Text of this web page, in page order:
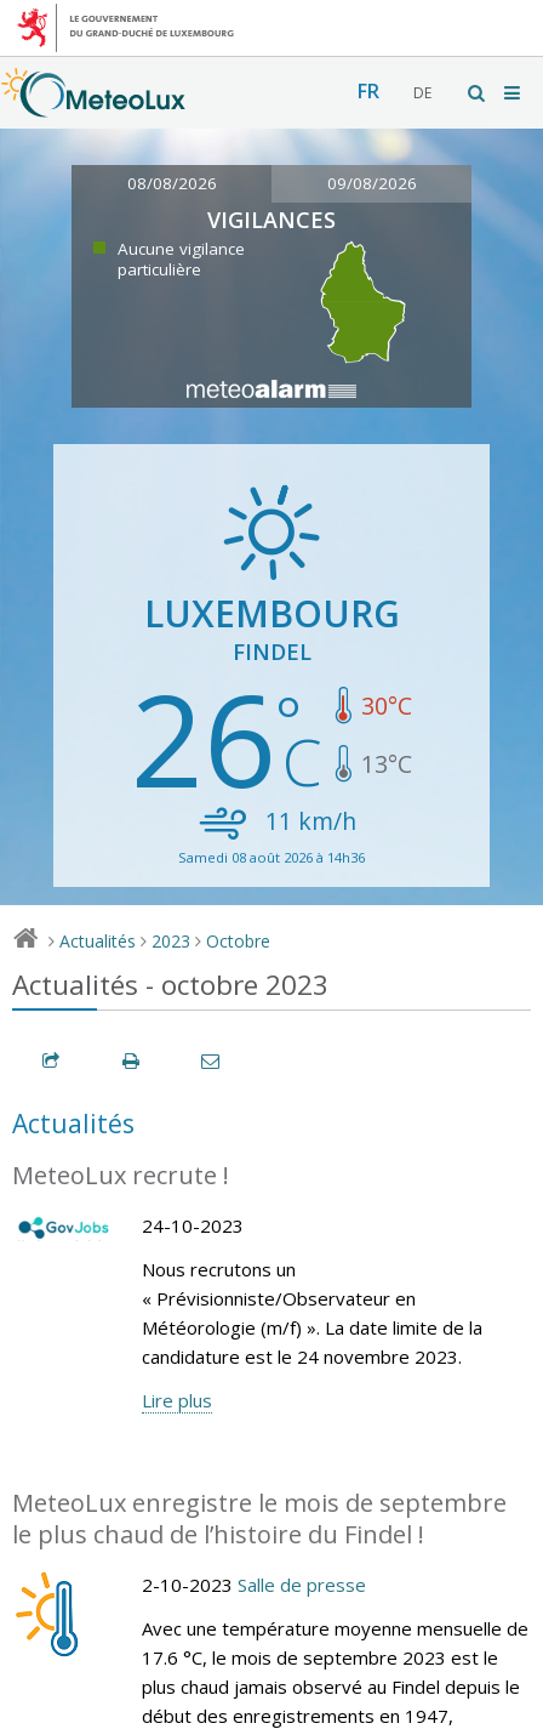
FR DE
08/08/2026 09/08/2026
VIGILANCES
Aucune vigilance
particulière
LUXEMBOURG
FINDEL
26 30°C
13°C
11 km/h
Samedi 08 août 2026 à 14h36
> Actualités > 2023 > Octobre
Actualités - octobre 2023
Actualités
MeteoLux recrute !
24-10-2023
Nous recrutons un
« Prévisionniste/Observateur en
Météorologie (m/f) ». La date limite de la
candidature est le 24 novembre 2023.
Lire plus
MeteoLux enregistre le mois de septembre
le plus chaud de l’histoire du Findel !
2-10-2023 Salle de presse
Avec une température moyenne mensuelle de
17.6 °C, le mois de septembre 2023 est le
plus chaud jamais observé au Findel depuis le
début des enregistrements en 1947,